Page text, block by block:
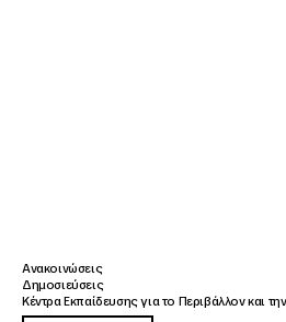
Ανακοινώσεις
Δημοσιεύσεις
Κέντρα Εκπαίδευσης για το Περιβάλλον και